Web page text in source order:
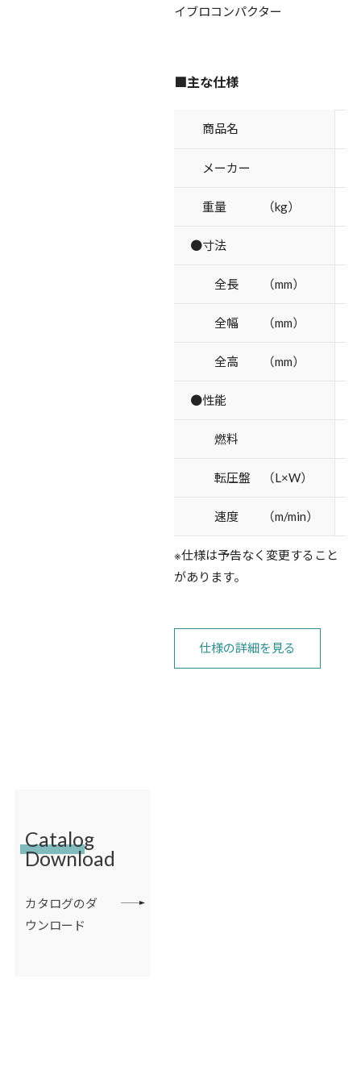
イブロコンパクター
■主な仕様
商品名
メーカー
重量 （kg）
●寸法
全長 （mm）
全幅 （mm）
全高 （mm）
●性能
燃料
転圧盤 （L×W）
速度 （m/min）
※仕様は予告なく変更すること
があります。
仕様の詳細を見る
Catalog
Download
カタログのダ
ウンロード